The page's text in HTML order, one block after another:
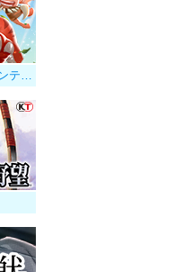
ぼくと恐竜〜みんなで3分 ハンティング放置〜